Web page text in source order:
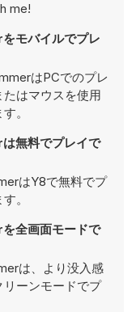
me!
モバイルでプレ
はPCでのプレ
はマウスを使用
。
無料でプレイで
はY8で無料でプ
。
全画面モードで
は、より没入感
ーンモードでプ